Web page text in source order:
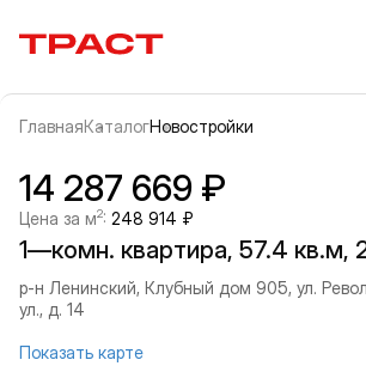
Траст | Служба недвижимости
ГлавнаяКаталогНовостройки
Информация об объекте
Галерея
14 287 669 ₽
Цена за м2: 248 914 ₽
1—комн. квартира, 57.4 кв.м,
р-н Ленинский, Клубный дом 905, ул.
ул., д. 14
Показать карте